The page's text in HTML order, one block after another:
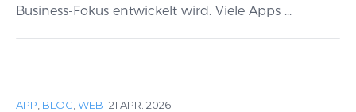
Business-Fokus entwickelt wird. Viele Apps ...
APP BLOG WEB ·21 APR. 2026